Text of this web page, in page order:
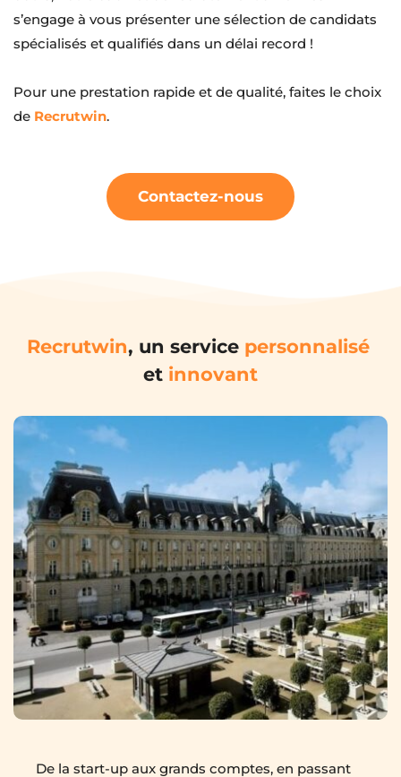
s’engage à vous présenter une sélection de candidats
spécialisés et qualifiés dans un délai record !
Pour une prestation rapide et de qualité, faites le choix
de Recrutwin.
Contactez-nous
Recrutwin, un service personnalisé
et innovant
De la start-up aux grands comptes, en passant